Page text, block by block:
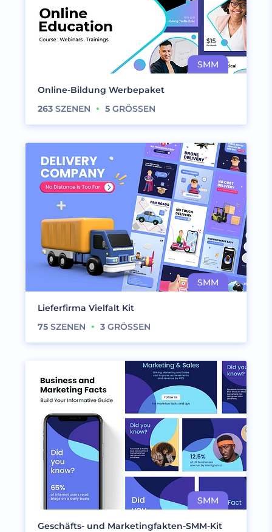
Online-Bildung Werbepaket
263 SZENEN 5 GRÖSSEN
Lieferfirma Vielfalt Kit
75 SZENEN 3 GRÖSSEN
Geschäfts- und Marketingfakten-SMM-Kit